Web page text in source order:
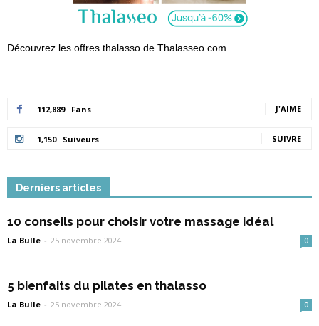
Découvrez les offres thalasso de Thalasseo.com
112,889 Fans J'AIME
1,150 Suiveurs SUIVRE
Derniers articles
10 conseils pour choisir votre massage idéal
La Bulle - 25 novembre 2024 0
5 bienfaits du pilates en thalasso
La Bulle - 25 novembre 2024 0